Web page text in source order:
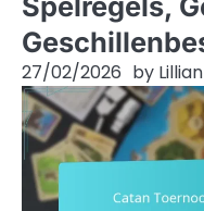
27/02/2026 by